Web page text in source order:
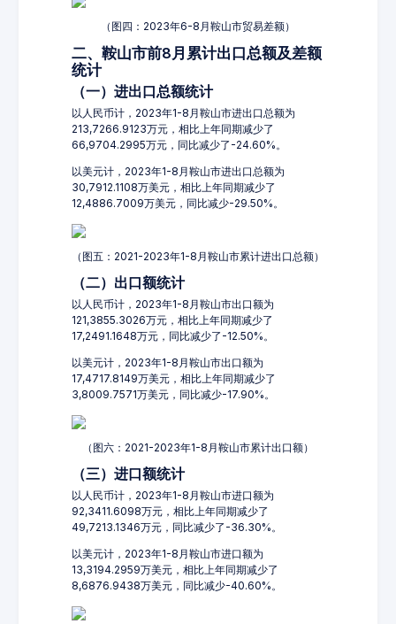
（图四：2023年6-8月鞍山市贸易差额）
二、鞍山市前8月累计出口总额及差额
统计
（一）进出口总额统计
以人民币计，2023年1-8月鞍山市进出口总额为
213,7266.9123万元，相比上年同期减少了
66,9704.2995万元，同比减少了-24.60%。
以美元计，2023年1-8月鞍山市进出口总额为
30,7912.1108万美元，相比上年同期减少了
12,4886.7009万美元，同比减少-29.50%。
（图五：2021-2023年1-8月鞍山市累计进出口总额）
（二）出口额统计
以人民币计，2023年1-8月鞍山市出口额为
121,3855.3026万元，相比上年同期减少了
17,2491.1648万元，同比减少了-12.50%。
以美元计，2023年1-8月鞍山市出口额为
17,4717.8149万美元，相比上年同期减少了
3,8009.7571万美元，同比减少-17.90%。
（图六：2021-2023年1-8月鞍山市累计出口额）
（三）进口额统计
以人民币计，2023年1-8月鞍山市进口额为
92,3411.6098万元，相比上年同期减少了
49,7213.1346万元，同比减少了-36.30%。
以美元计，2023年1-8月鞍山市进口额为
13,3194.2959万美元，相比上年同期减少了
8,6876.9438万美元，同比减少-40.60%。